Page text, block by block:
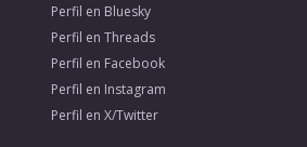
Perfil en Bluesky
Perfil en Threads
Perfil en Facebook
Perfil en Instagram
Perfil en X/Twitter